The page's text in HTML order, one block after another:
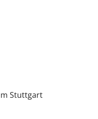
Stuttgart